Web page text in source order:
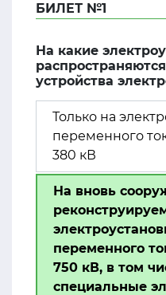
БИЛЕТ №1
На какие
устройства
Только на
переменного
380 кВ
На вновь
переменного
750 кВ, в том
специальные